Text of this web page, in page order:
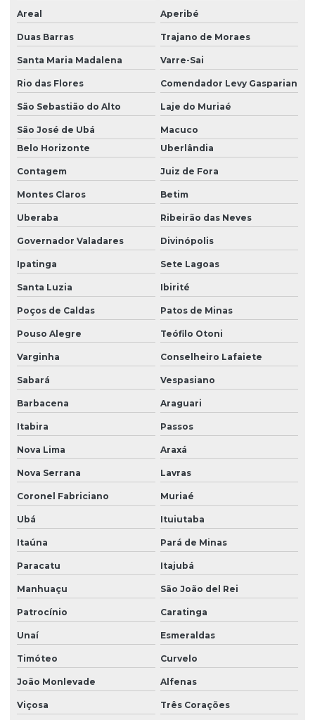
Areal Aperibé
Duas Barras Trajano de Moraes
Santa Maria Madalena Varre-Sai
Rio das Flores Comendador Levy Gasparian
São Sebastião do Alto Laje do Muriaé
São José de Ubá
Macuco
Belo Horizonte
Uberlândia
Contagem Juiz de Fora
Montes Claros Betim
Uberaba Ribeirão das Neves
Governador Valadares Divinópolis
Ipatinga Sete Lagoas
Santa Luzia Ibirité
Poços de Caldas Patos de Minas
Pouso Alegre Teófilo Otoni
Varginha Conselheiro Lafaiete
Sabará Vespasiano
Barbacena Araguari
Itabira Passos
Nova Lima Araxá
Nova Serrana Lavras
Coronel Fabriciano Muriaé
Ubá Ituiutaba
Itaúna Pará de Minas
Paracatu Itajubá
Manhuaçu São João del Rei
Patrocínio Caratinga
Unaí Esmeraldas
Timóteo Curvelo
João Monlevade Alfenas
Viçosa Três Corações